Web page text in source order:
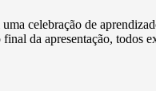
celebração de
da apresentação, todos